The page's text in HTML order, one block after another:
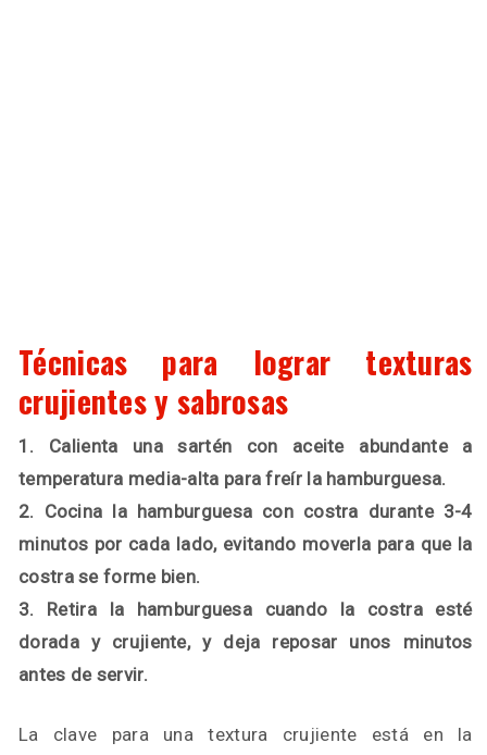
Técnicas para lograr texturas
crujientes y sabrosas
1. Calienta una sartén con aceite abundante a
temperatura media-alta para freír la hamburguesa.
2. Cocina la hamburguesa con costra durante 3-4
minutos por cada lado, evitando moverla para que la
costra se forme bien.
3. Retira la hamburguesa cuando la costra esté
dorada y crujiente, y deja reposar unos minutos
antes de servir.
La clave para una textura crujiente está en la